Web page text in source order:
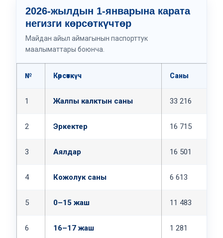
2026-жылдын 1-январына карата
негизги көрсөткүчтөр
Майдан айыл аймагынын паспорттук
маалыматтары боюнча.
№ Көрсөткүч Саны
1 Жалпы калктын саны 33 216
2 Эркектер 16 715
3 Аялдар 16 501
4 Кожолук саны 6 613
5 0–15 жаш 11 483
6 16–17 жаш 1 281